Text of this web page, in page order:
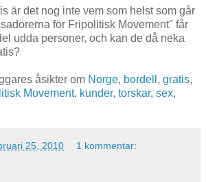
är det nog inte vem som helst som går
för Fripolitisk Movement" får
udda personer, och kan de då neka
åsikter om Norge, bordell , gratis,
Movement, kunder, torskar, sex,
25, 2010 1 kommentar: